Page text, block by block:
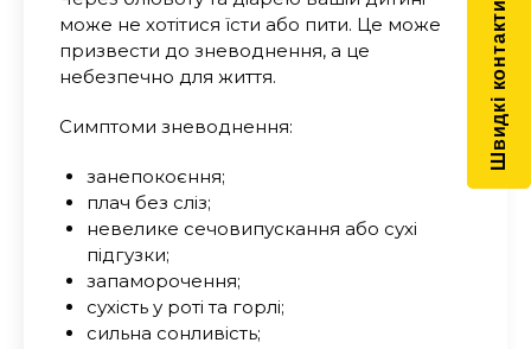
може не хотітися їсти або пити. Це може
призвести до зневоднення, а це
небезпечно для життя.
Симптоми зневоднення:
занепокоєння;
плач без сліз;
невелике сечовипускання або сухі
підгузки;
запаморочення;
сухість у роті та горлі;
сильна сонливість;
Швидкі контакти